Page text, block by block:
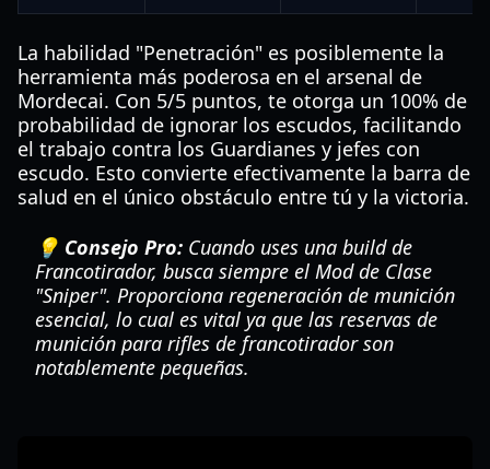
La habilidad "Penetración" es posiblemente la
herramienta más poderosa en el arsenal de
Mordecai. Con 5/5 puntos, te otorga un 100% de
probabilidad de ignorar los escudos, facilitando
el trabajo contra los Guardianes y jefes con
escudo. Esto convierte efectivamente la barra de
salud en el único obstáculo entre tú y la victoria.
💡 Consejo Pro: Cuando uses una build de
Francotirador, busca siempre el Mod de Clase
"Sniper". Proporciona regeneración de munición
esencial, lo cual es vital ya que las reservas de
munición para rifles de francotirador son
notablemente pequeñas.